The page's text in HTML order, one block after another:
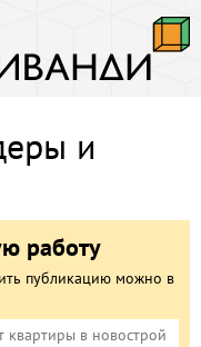
и
работу
публикацию можно в